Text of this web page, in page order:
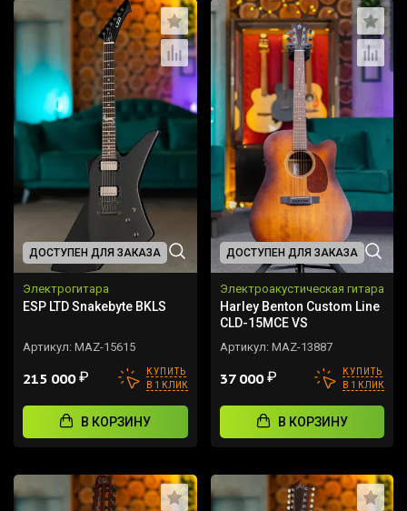
ДОСТУПЕН ДЛЯ ЗАКАЗА
Электрогитара
ESP LTD Snakebyte BKLS
Артикул: MAZ-15615
215 000₽
КУПИТЬ
В 1 КЛИК
В КОРЗИНУ
ДОСТУПЕН ДЛЯ ЗАКАЗА
Электроакустическая гитара
Harley Benton Custom Line
CLD-15MCE VS
Артикул: MAZ-13887
37 000₽
КУПИТЬ
В 1 КЛИК
В КОРЗИНУ